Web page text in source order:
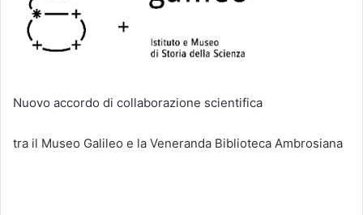
Nuovo accordo di collaborazione scientifica
tra il Museo Galileo e la Veneranda Biblioteca Ambrosiana